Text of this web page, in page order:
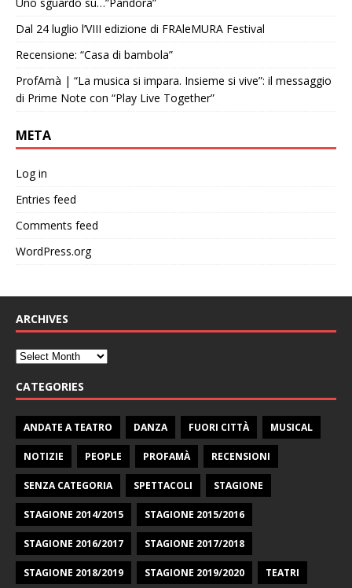
Dal 24 luglio l’VIII edizione di FRAleMURA Festival
Recensione: “Casa di bambola”
ProfAmà | “La musica si impara. Insieme si vive”: il messaggio
di Prime Note con “Play Live Together”
META
Log in
Entries feed
Comments feed
WordPress.org
ARCHIVES
CATEGORIES
ANDATE A TEATRO DANZA FUORI CITTÀ MUSICAL
NOTIZIE PEOPLE PROFAMÀ RECENSIONI
SENZA CATEGORIA SPETTACOLI STAGIONE
STAGIONE 2014/2015 STAGIONE 2015/2016
STAGIONE 2016/2017 STAGIONE 2017/2018
STAGIONE 2018/2019 STAGIONE 2019/2020 TEATRI